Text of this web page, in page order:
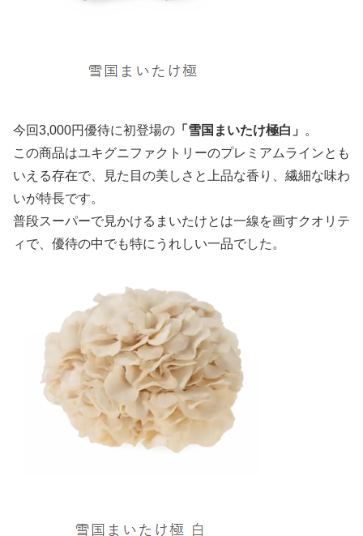
今回3,000円優待に初登場の 「雪国まいたけ極白」
。
この商品はユキグニファクトリーのプレミアムラインとも
いえる存在で、見た目の美しさと上品な香り、繊細な味わ
いが特長です。
普段スーパーで見かけるまいたけとは一線を画すクオリテ
ィで、優待の中でも特にうれしい一品でした。